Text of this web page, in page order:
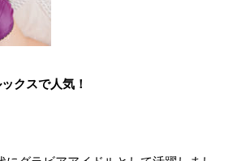
クスで人気！